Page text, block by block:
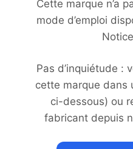
Cette marque n’a
mode d’emploi
Pas d’inquiétude :
cette marque dans
ci-dessous) ou
fabricant depuis